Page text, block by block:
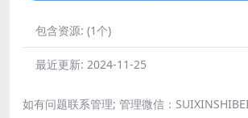
包含资源: (1个)
最近更新: 2024-11-25
如有问题联系管理; 管理微信：SUIXINSHIBEI